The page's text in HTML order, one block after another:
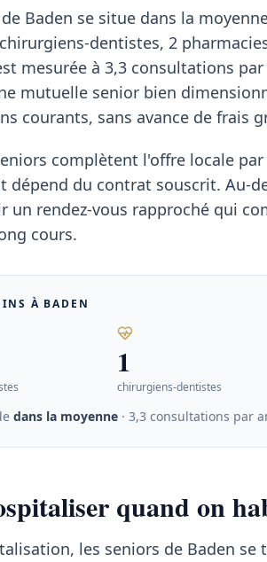
Baden se situe dans la
dentistes, 2
mesurée à 3,3 consultations
mutuelle senior bien
courants, sans avance de frais
complètent l'offre locale
dépend du contrat souscrit. Au-
un rendez-vous rapproché qui
cours.
À BADEN
1
chirurgiens-dentistes
dans la moyenne · 3,3 consultations par
quand on
les seniors de Baden